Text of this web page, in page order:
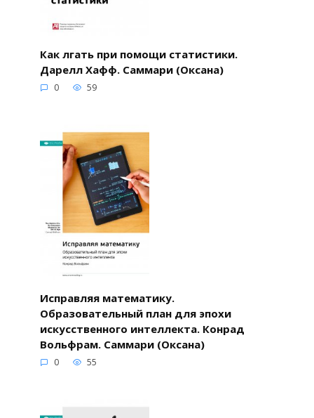
Как лгать при помощи статистики.
Дарелл Хафф. Саммари (Оксана)
0 59
Исправляя математику.
Образовательный план для эпохи
искусственного интеллекта. Конрад
Вольфрам. Саммари (Оксана)
0 55